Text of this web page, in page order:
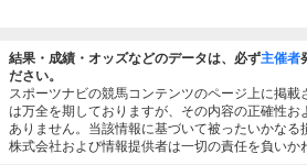
結果・成績・オッズなどのデータは、必ず主催者
ださい。
スポーツナビの競馬コンテンツのページ上に掲載
は万全を期しておりますが、その内容の正確性お
ありません。当該情報に基づいて被ったいかなる
株式会社および情報提供者は一切の責任を負いか